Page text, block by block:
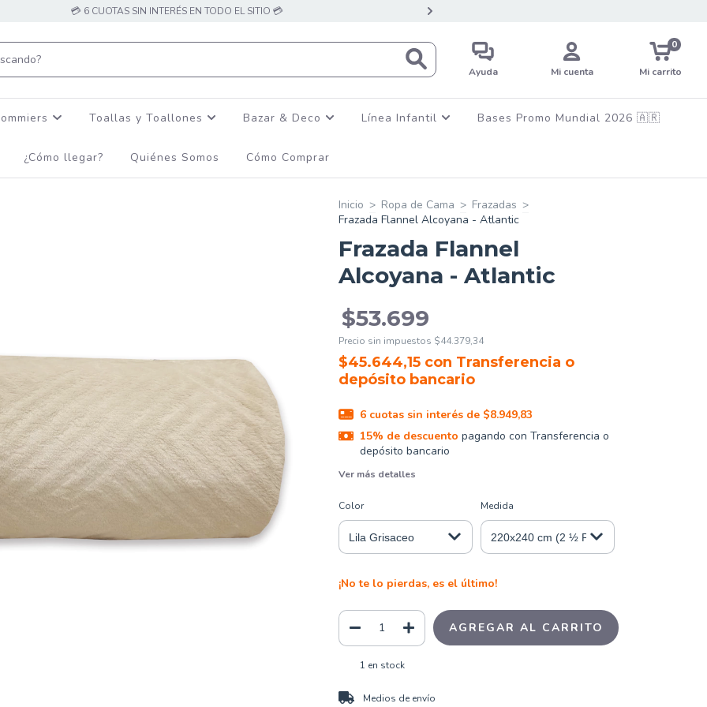
💳 6 CUOTAS SIN INTERÉS EN TODO EL SITIO 💳
Ayuda Mi cuenta Mi carrito
0
Toallas y Toallones Bazar & Deco Línea Infantil Bases Promo Mundial 2026 🇦🇷
¿Cómo llegar? Quiénes Somos Cómo Comprar
Inicio > Ropa de Cama > Frazadas >
Frazada Flannel Alcoyana - Atlantic
Frazada Flannel
Alcoyana - Atlantic
$53.699
Precio sin impuestos $44.379,34
$45.644,15 con Transferencia o
depósito bancario
6 cuotas sin interés de $8.949,83
15% de descuento pagando con Transferencia o
depósito bancario
Ver más detalles
Color Medida
¡No te lo pierdas, es el último!
1 en stock
Entregas para el CP:
Medios de envío